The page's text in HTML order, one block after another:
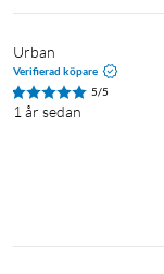
Urban
Verifierad köpare
5/5
1 år sedan